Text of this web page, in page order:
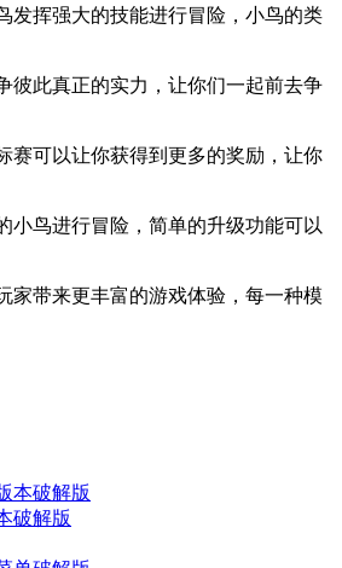
发挥强大的技能进行冒险，小鸟的类
彼此真正的实力，让你们一起前去争
赛可以让你获得到更多的奖励，让你
小鸟进行冒险，简单的升级功能可以
家带来更丰富的游戏体验，每一种模
破解版